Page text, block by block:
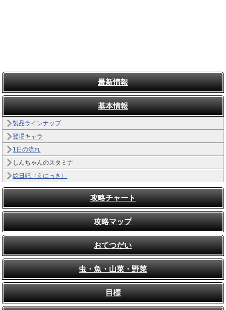
最新情報
基本情報
製品ラインナップ
登場キャラ
1日の流れ
しんちゃんのスタミナ
絵日記（えにっき）
攻略チャート
攻略マップ
おてつだい
虫・魚・山菜・野菜
目標